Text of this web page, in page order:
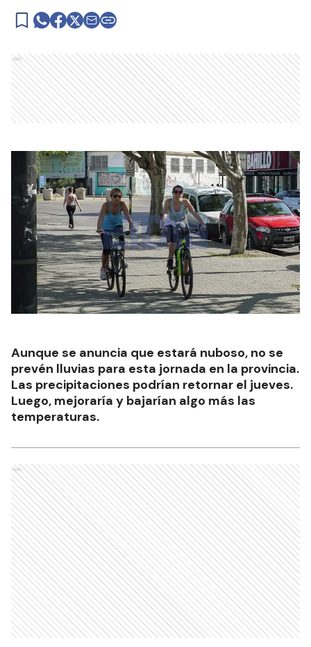
Ads
Aunque se anuncia que estará nuboso, no se
prevén lluvias para esta jornada en la provincia.
Las precipitaciones podrían retornar el jueves.
Luego, mejoraría y bajarían algo más las
temperaturas.
Ads